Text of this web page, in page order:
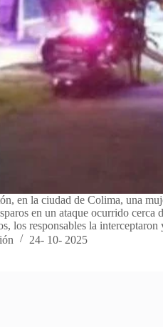
en la ciudad de Colima, una
en un ataque ocurrido cerca
los responsables la
24- 10- 2025